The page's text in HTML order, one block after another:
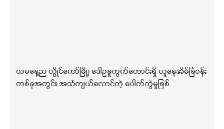
ယမနေ့ည လွိုင်ကော်မြို့၊ ဒေါဥခူကွက်ဟောင်းရှိ လူနေအိမ်ခြံဝန်း
တစ်ခုအတွင်း အသံကျယ်လောင်တဲ့ ပေါက်ကွဲမှုဖြစ်